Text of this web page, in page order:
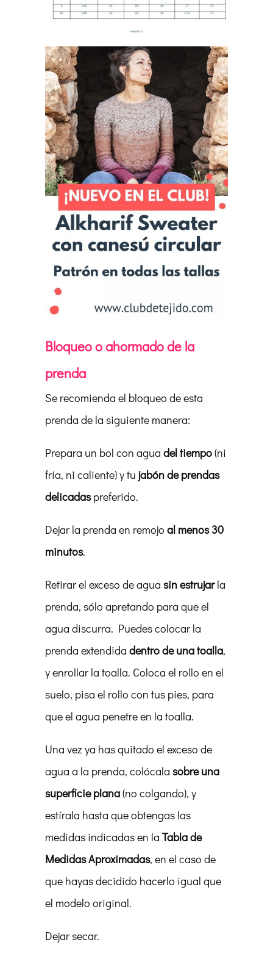
Bloqueo o ahormado de la
prenda
Se recomienda el bloqueo de esta
prenda de la siguiente manera:
Prepara un bol con agua del tiempo(ni
fría, ni caliente) y tu jabón de prendas
delicadaspreferido.
Dejar la prenda en remojo al menos 30
minutos.
Retirar el exceso de agua sin estrujarla
prenda, sólo apretando para que el
agua discurra. Puedes colocar la
prenda extendida dentro de una toalla,
y enrollar la toalla. Coloca el rollo en el
suelo, pisa el rollo con tus pies, para
que el agua penetre en la toalla.
Una vez ya has quitado el exceso de
agua a la prenda, colócala sobre una
superficie plana(no colgando), y
estírala hasta que obtengas las
medidas indicadas en la Tabla de
Medidas Aproximadas, en el caso de
que hayas decidido hacerlo igual que
el modelo original.
Dejar secar.